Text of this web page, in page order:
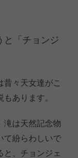
と「チョンジ
昔々天女達がこ
あります。
滝は天然記念物
て紛らわしいで
と、チョンジェ